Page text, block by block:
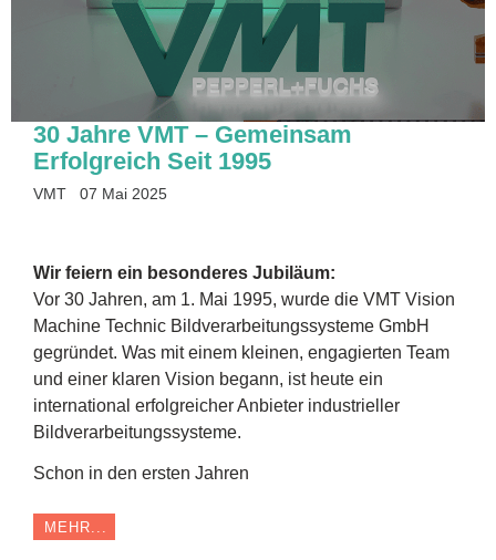
30 Jahre VMT – Gemeinsam
Erfolgreich Seit 1995
VMT 07 Mai 2025
Wir feiern ein besonderes Jubiläum:
Vor 30 Jahren, am 1. Mai 1995, wurde die VMT Vision
Machine Technic Bildverarbeitungssysteme GmbH
gegründet. Was mit einem kleinen, engagierten Team
und einer klaren Vision begann, ist heute ein
international erfolgreicher Anbieter industrieller
Bildverarbeitungssysteme.
Schon in den ersten Jahren
MEHR...